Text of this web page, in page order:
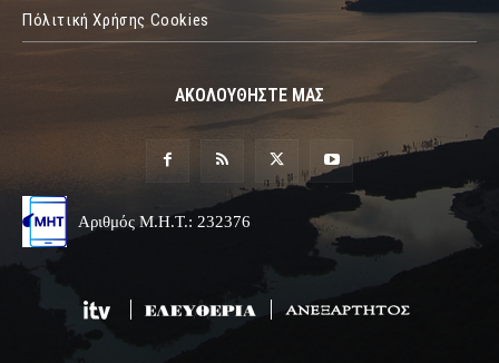
Πόλιτική Χρήσης Cookies
ΑΚΟΛΟΥΘΗΣΤΕ ΜΑΣ
Αριθμός Μ.Η.Τ.: 232376